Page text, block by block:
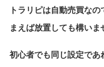
トラリピは自動売買な
まえば放置しても構いま
初心者でも同じ設定であ